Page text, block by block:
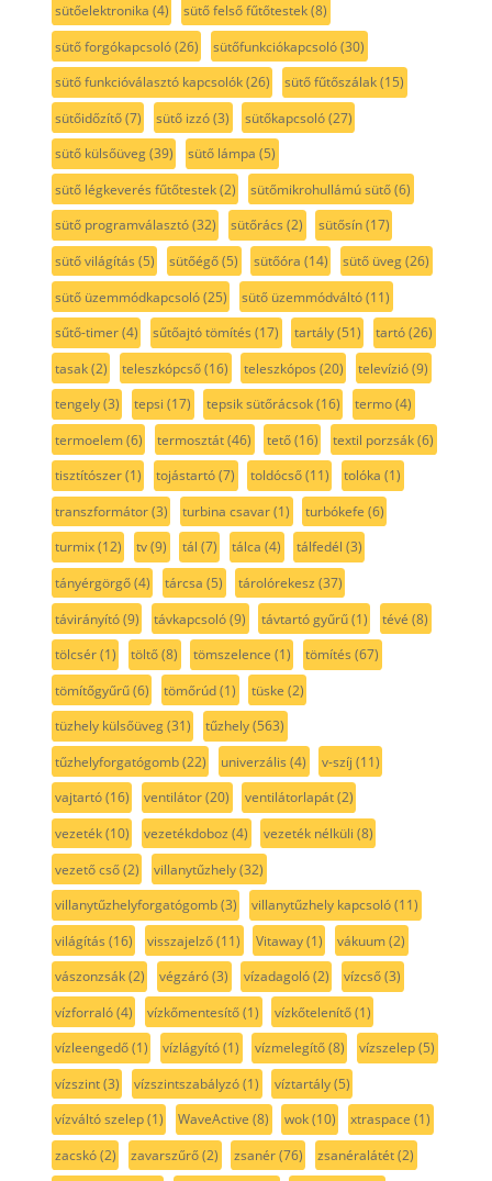
sütőelektronika (4) sütő felső fűtőtestek(8)
sütő forgókapcsoló(26) sütőfunkciókapcsoló(30)
sütő funkcióválasztó kapcsolók(26) sütő fűtőszálak(15)
sütőidőzítő(7) sütő izzó(3) sütőkapcsoló(27)
sütő külsőüveg(39) sütő lámpa (5)
sütő légkeverés fűtőtestek(2) sütőmikrohullámú sütő(6)
sütő programválasztó(32) sütőrács (2) sütősín(17)
sütő világítás (5) sütőégő(5) sütőóra (14) sütő üveg(26)
sütő üzemmódkapcsoló(25) sütő üzemmódváltó(11)
sűtő-timer(4) sűtőajtó tömítés (17) tartály(51) tartó(26)
tasak(2) teleszkópcső(16) teleszkópos (20) televízió(9)
tengely(3) tepsi (17) tepsik sütőrácsok(16) termo(4)
termoelem(6) termosztát(46) tető(16) textil porzsák(6)
tisztítószer(1) tojástartó(7) toldócső(11) tolóka (1)
transzformátor(3) turbina csavar(1) turbókefe (6)
turmix(12) tv(9) tál (7) tálca (4) tálfedél (3)
tányérgörgő(4) tárcsa (5) tárolórekesz (37)
távirányító(9) távkapcsoló(9) távtartó gyűrű(1) tévé (8)
tölcsér(1) töltő(8) tömszelence (1) tömítés (67)
tömítőgyűrű(6) tömőrúd(1) tüske (2)
tüzhely külsőüveg(31) tűzhely(563)
tűzhelyforgatógomb(22) univerzális (4) v-szíj (11)
vajtartó(16) ventilátor(20) ventilátorlapát(2)
vezeték(10) vezetékdoboz (4) vezeték nélküli (8)
vezető cső(2) villanytűzhely(32)
villanytűzhelyforgatógomb(3) villanytűzhely kapcsoló(11)
világítás (16) visszajelző(11) Vitaway(1) vákuum(2)
vászonzsák(2) végzáró(3) vízadagoló(2) vízcső(3)
vízforraló(4) vízkőmentesítő(1) vízkőtelenítő(1)
vízleengedő(1) vízlágyító(1) vízmelegítő(8) vízszelep(5)
vízszint(3) vízszintszabályzó(1) víztartály(5)
vízváltó szelep(1) WaveActive (8) wok(10) xtraspace (1)
zacskó(2) zavarszűrő(2) zsanér(76) zsanéralátét(2)